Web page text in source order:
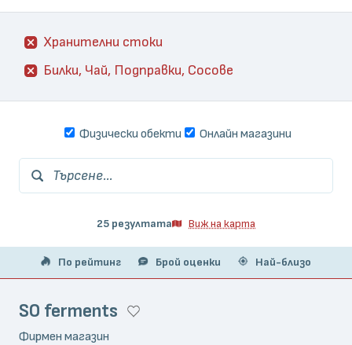
Хранителни стоки
Билки, Чай, Подправки, Сосове
Физически обекти Онлайн магазини
Търсене...
25 резултата Виж на карта
По рейтинг Брой оценки Най-близо
SO ferments
Фирмен магазин